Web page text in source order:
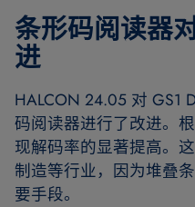
条形码阅读器
进
HALCON 24.05 对 GS1
码阅读器进行了改进。
现解码率的显著提高。
制造等行业，因为堆叠
要手段。